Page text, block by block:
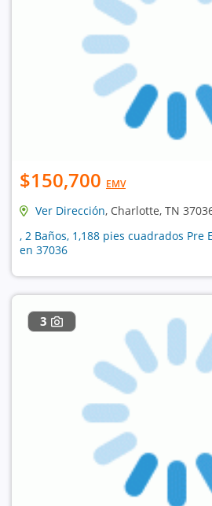
$150,700 EMV
Ver Dirección, Charlotte, TN
, 2 Baños, 1,188 pies cuadrados Pre
en 37036
3